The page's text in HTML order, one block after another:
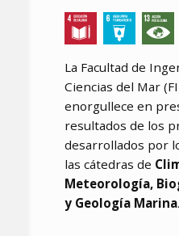
La Facultad de
Ciencias del Mar
enorgullece en
resultados de los
desarrollados por
las cátedras de
Meteorología,
y Geología Marina.